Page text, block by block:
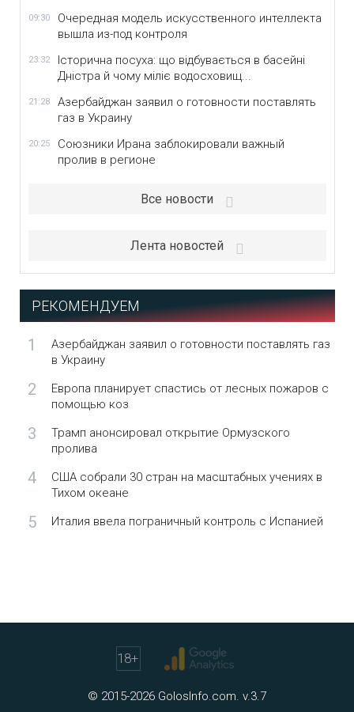
09:30
Очередная модель искусственного интеллекта
вышла из-под контроля
23:32
Історична посуха: що відбувається в басейні
Дністра й чому міліє водосховищ...
21:28
Азербайджан заявил о готовности поставлять
газ в Украину
20:25
Союзники Ирана заблокировали важный
пролив в регионе
Все новости
Лента новостей
РЕКОМЕНДУЕМ
1
Азербайджан заявил о готовности поставлять газ
в Украину
2
Европа планирует спастись от лесных пожаров с
помощью коз
3
Трамп анонсировал открытие Ормузского
пролива
4
США собрали 30 стран на масштабных учениях в
Тихом океане
5 Италия ввела пограничный контроль с Испанией
18+
© 2015-2026 GolosInfo.com. v.3.7